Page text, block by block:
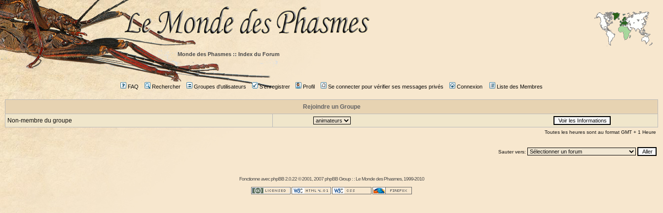
Monde des Phasmes :: Index du Forum
FAQ Rechercher Groupes d'utilisateurs S'enregistrer Profil Se connecter pour vérifier ses messages privés Connexion Liste des Membres
Rejoindre un Groupe
Non-membre du groupe
Toutes les heures sont au format GMT + 1 Heure
Sauter vers:
Fonctionne avecphpBB2.0.22 © 2001, 2007 phpBB Group : :Le Monde des Phasmes, 1999-2010